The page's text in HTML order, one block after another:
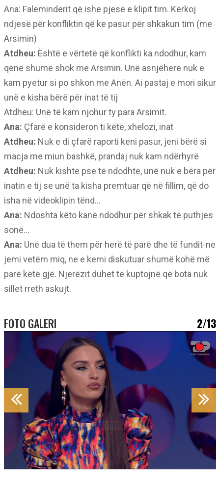
Ana: Faleminderit që ishe pjesë e klipit tim. Kërkoj
ndjesë për konfliktin që ke pasur për shkakun tim (me
Arsimin)
Atdheu: Është e vërtetë që konflikti ka ndodhur, kam
qenë shumë shok me Arsimin. Unë asnjëherë nuk e
kam pyetur si po shkon me Anën. Ai pastaj e mori sikur
unë e kisha bërë për inat të tij
Atdheu: Unë të kam njohur ty para Arsimit.
Ana: Çfarë e konsideron ti këtë, xhelozi, inat
Atdheu: Nuk e di çfarë raporti keni pasur, jeni bërë si
macja me miun bashkë, prandaj nuk kam ndërhyrë
Atdheu: Nuk kishte pse të ndodhte, unë nuk e bëra për
inatin e tij se unë ta kisha premtuar që në fillim, që do
isha në videoklipin tënd…
Ana: Ndoshta këto kanë ndodhur për shkak të puthjes
sonë…
Ana: Unë dua të them për herë të parë dhe të fundit-ne
jemi vetëm miq, ne e kemi diskutuar shumë kohë më
parë këtë gjë. Njerëzit duhet të kuptojnë që bota nuk
sillet rreth askujt.
FOTO GALERI 2/13